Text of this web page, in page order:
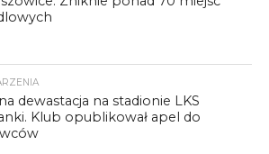
dewastacja na stadionie LKS
Klub opublikował apel do